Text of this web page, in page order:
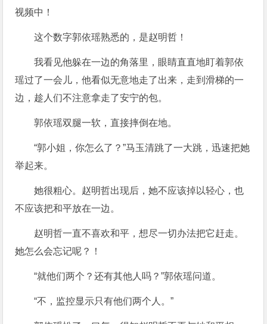
视频中！
这个数字郭依瑶熟悉的，是赵明哲！
我看见他躲在一边的角落里，眼睛直直地盯着郭依
瑶过了一会儿，他看似无意地走了出来，走到滑梯的一
边，趁人们不注意拿走了安宁的包。
郭依瑶双腿一软，直接摔倒在地。
“郭小姐，你怎么了？”马玉清跳了一大跳，迅速把她
举起来。
她很粗心。赵明哲出现后，她不应该掉以轻心，也
不应该把和平放在一边。
赵明哲一直不喜欢和平，想尽一切办法把它赶走。
她怎么会忘记呢？！
“就他们两个？还有其他人吗？”郭依瑶问道。
“不，监控显示只有他们两个人。”